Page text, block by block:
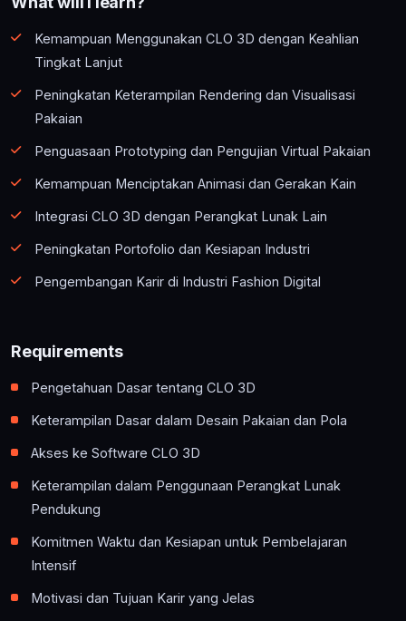
Kemampuan Menggunakan CLO 3D dengan Keahlian
Tingkat Lanjut
Peningkatan Keterampilan Rendering dan Visualisasi
Pakaian
Penguasaan Prototyping dan Pengujian Virtual Pakaian
Kemampuan Menciptakan Animasi dan Gerakan Kain
Integrasi CLO 3D dengan Perangkat Lunak Lain
Peningkatan Portofolio dan Kesiapan Industri
Pengembangan Karir di Industri Fashion Digital
Requirements
Pengetahuan Dasar tentang CLO 3D
Keterampilan Dasar dalam Desain Pakaian dan Pola
Akses ke Software CLO 3D
Keterampilan dalam Penggunaan Perangkat Lunak
Pendukung
Komitmen Waktu dan Kesiapan untuk Pembelajaran
Intensif
Motivasi dan Tujuan Karir yang Jelas